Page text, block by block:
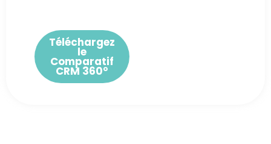
Téléchargez
le
Comparatif
CRM 360°